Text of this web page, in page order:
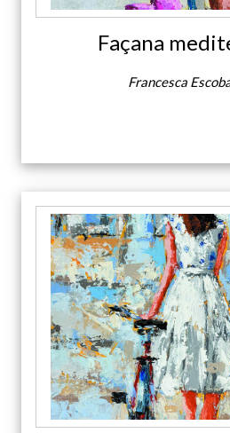
Façana
Francesca